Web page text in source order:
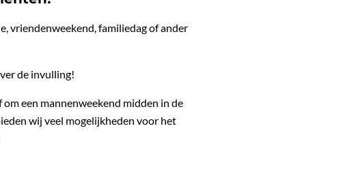
vriendenweekend, familiedag of ander
de invulling!
een mannenweekend midden in de
wij veel mogelijkheden voor het